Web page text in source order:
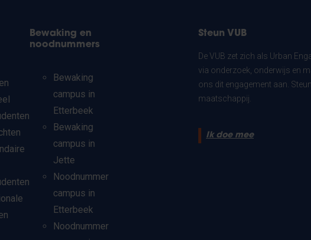
Bewaking en
noodnummers
Bewaking
campus in
Etterbeek
Bewaking
campus in
Jette
Noodnummer
campus in
Etterbeek
Noodnummer
Steun VUB
De VUB zet zich als Urban
via onderzoek, onderwijs en
ons dit engagement aan.
maatschappij.
Ik doe mee